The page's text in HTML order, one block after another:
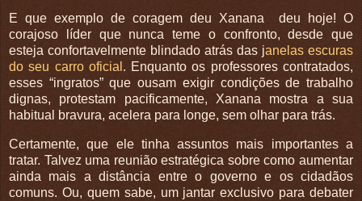
E que exemplo de coragem deu Xanana deu hoje! O
corajoso líder que nunca teme o confronto, desde que
esteja confortavelmente blindado atrás das janelas escuras
do seu carro oficial . Enquanto os professores contratados,
esses “ingratos” que ousam exigir condições de trabalho
dignas, protestam pacificamente, Xanana mostra a sua
habitual bravura, acelera para longe, sem olhar para trás.
Certamente, que ele tinha assuntos mais importantes a
tratar. Talvez uma reunião estratégica sobre como aumentar
ainda mais a distância entre o governo e os cidadãos
comuns. Ou, quem sabe, um jantar exclusivo para debater